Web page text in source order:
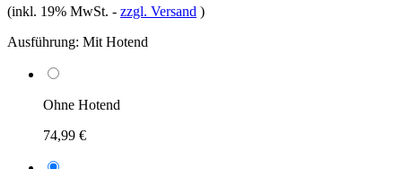
(inkl. 19% MwSt. - zzgl. Versand )
Ausführung: Mit Hotend
Ohne Hotend
74,99 €